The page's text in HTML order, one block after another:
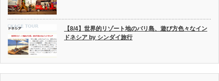
【8/4】世界的リゾート地のバリ島、遊び方色々なイン
ドネシア by シンダイ旅行